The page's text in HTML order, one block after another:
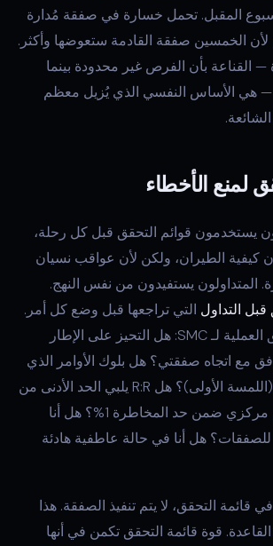
المقبل. تحمل خسارة في صفقة مُدارة
الخمسين صفقة القادمة ستعوضها وأكثر.
— القناعة بأن الفرص غير محدودة بينما
هي الأساس النفسي الذي يُزيل معظم
لمنع الأخطاء
يستخدمون قوائم التحقق قبل كل رحلة،
كيفية الطيران، ولكن لأن عواقب نسيان
المتداولون يستفيدون من نفس النهج.
قبل التداول التي تراجعها قبل وضع كل أمر.
تشمل قائمة التحقق العملية لـ SMC: هل التحيز على الإطار
مع اتجاه صفقتي؟ هل بلوك الأوامر الذي
أتداوله غير مخفف (اللمسة الأولى)؟ هل R:R يلبي الحد الأدنى من
معاييري؟ هل حجم مركزي ضمن حد المخاطرة 1%؟ هل أنا
هل أنا في حالة عاطفية هادئة
التحقق، لا يتم تنفيذ الصفقة. هذا
قوة قائمة التحقق تكمن في أنها